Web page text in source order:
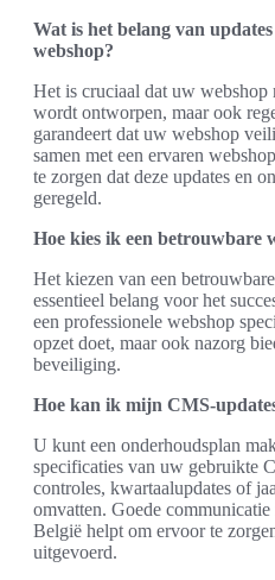
Wat is het belang van
webshop?
Het is cruciaal dat uw webshop
wordt ontworpen, maar ook
garandeert dat uw webshop
samen met een ervaren
te zorgen dat deze updates en
geregeld.
Hoe kies ik een betrouwbare
Het kiezen van een
essentieel belang voor het
een professionele webshop
opzet doet, maar ook nazorg
beveiliging.
Hoe kan ik mijn CMS-
U kunt een onderhoudsplan
specificaties van uw gebruikte
controles, kwartaalupdates of
omvatten. Goede
België helpt om ervoor te
uitgevoerd.